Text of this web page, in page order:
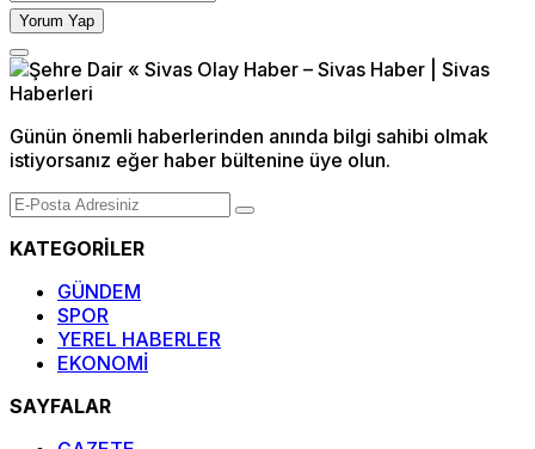
Yorum Yap
Günün önemli haberlerinden anında bilgi sahibi olmak
istiyorsanız eğer haber bültenine üye olun.
KATEGORİLER
GÜNDEM
SPOR
YEREL HABERLER
EKONOMİ
SAYFALAR